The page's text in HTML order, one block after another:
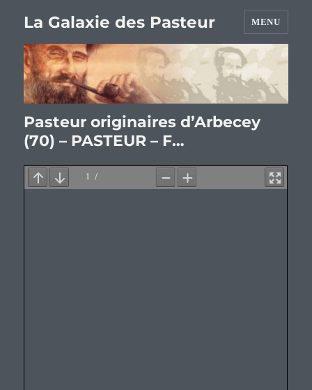
La Galaxie des Pasteur MENU
Pasteur originaires d’Arbecey
(70) – PASTEUR – F…